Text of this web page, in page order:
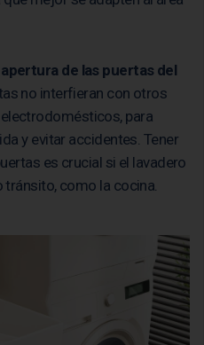
de las puertas del
no interfieran con otros
para
y evitar accidentes. Tener
es crucial si el lavadero
tránsito, como la cocina.